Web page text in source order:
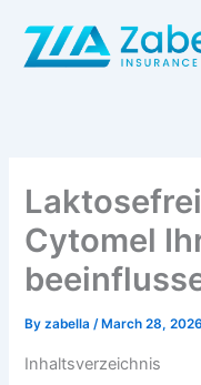
content
Cytomel
Byzabella/ March 28, 2026
Inhaltsverzeichnis